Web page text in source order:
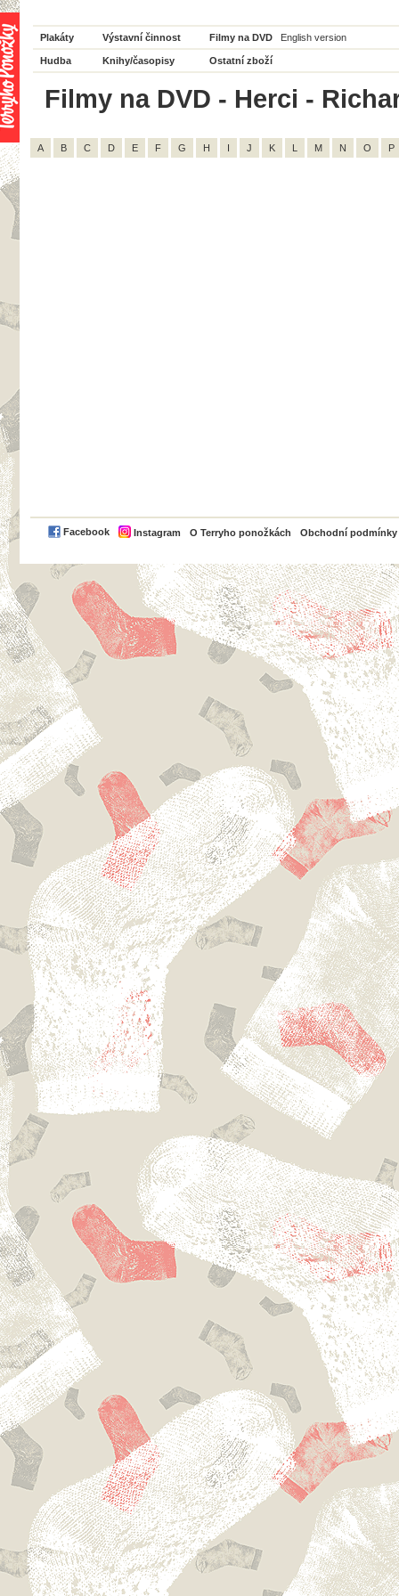
Plakáty Výstavní činnost Filmy na DVD English version
Hudba Knihy/časopisy Ostatní zboží
Filmy na DVD - Herci -
A B C D E F G H I J K L M N O P
Facebook Instagram O Terryho ponožkách Obchodní podmínky
PayPal